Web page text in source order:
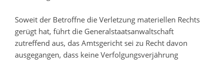
Soweit der Betroffne die Verletzung materiellen Rechts
gerügt hat, führt die Generalstaatsanwaltschaft
zutreffend aus, das Amtsgericht sei zu Recht davon
ausgegangen, dass keine Verfolgungsverjährung